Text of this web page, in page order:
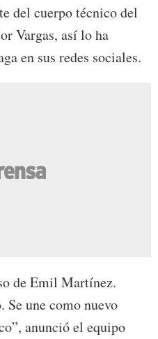
del cuerpo técnico del
Vargas, así lo ha
en sus redes sociales.
de Emil Martínez.
Se une como nuevo
anunció el equipo